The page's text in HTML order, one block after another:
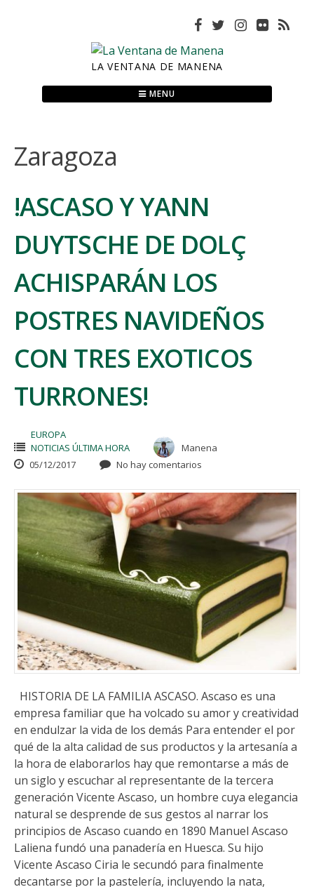
LA VENTANA DE MANENA
MENU
Zaragoza
!ASCASO Y YANN
DUYTSCHE DE DOLÇ
ACHISPARÁN LOS
POSTRES NAVIDEÑOS
CON TRES EXOTICOS
TURRONES!
EUROPA
NOTICIAS ÚLTIMA HORA
Manena
05/12/2017
No hay comentarios
HISTORIA DE LA FAMILIA ASCASO. Ascaso es una
empresa familiar que ha volcado su amor y creatividad
en endulzar la vida de los demás Para entender el por
qué de la alta calidad de sus productos y la artesanía a
la hora de elaborarlos hay que remontarse a más de
un siglo y escuchar al representante de la tercera
generación Vicente Ascaso, un hombre cuya elegancia
natural se desprende de sus gestos al narrar los
principios de Ascaso cuando en 1890 Manuel Ascaso
Laliena fundó una panadería en Huesca. Su hijo
Vicente Ascaso Ciria le secundó para finalmente
decantarse por la pastelería, incluyendo la nata,